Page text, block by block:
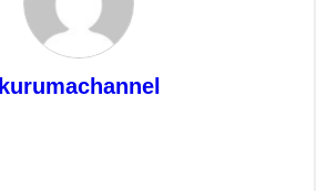
kurumachannel